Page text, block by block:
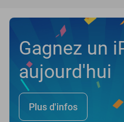
Gagnez un
aujourd'hui
Plus d'infos